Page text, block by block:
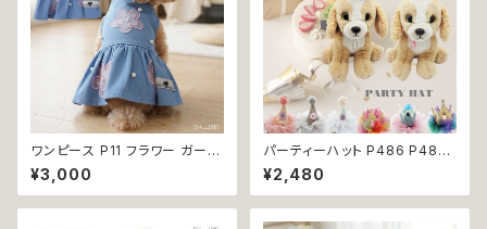
ワンピース P11 フラワー ガーリ
ー かわいい ドッグウェア dog
犬 猫 ペット 服 犬服 猫服 小型
犬 返品交換不可
¥3,000
パーティーハット P486 P487
P488 P489 P490 P491 三
角帽子 とんがり帽子 王冠 帽子
ハット 誕生日 パーティー ドック
¥2,480